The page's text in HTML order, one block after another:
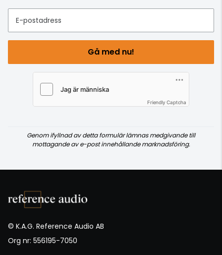
E-postadress
Gå med nu!
Friendly Captcha
Genom ifyllnad av detta formulär lämnas medgivande till
mottagande av e-post innehållande marknadsföring.
© K.A.G. Reference Audio AB
Org nr: 556195-7050